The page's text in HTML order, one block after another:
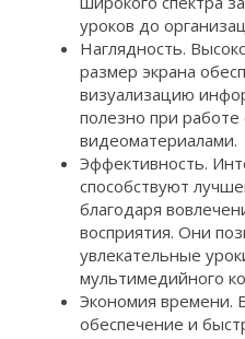
уроков до
Наглядность.
размер экрана
визуализацию
полезно при работе
видеоматериалами.
Эффективность.
способствуют
благодаря
восприятия. Они
увлекательные
мультимедийного
Экономия времени.
обеспечение и